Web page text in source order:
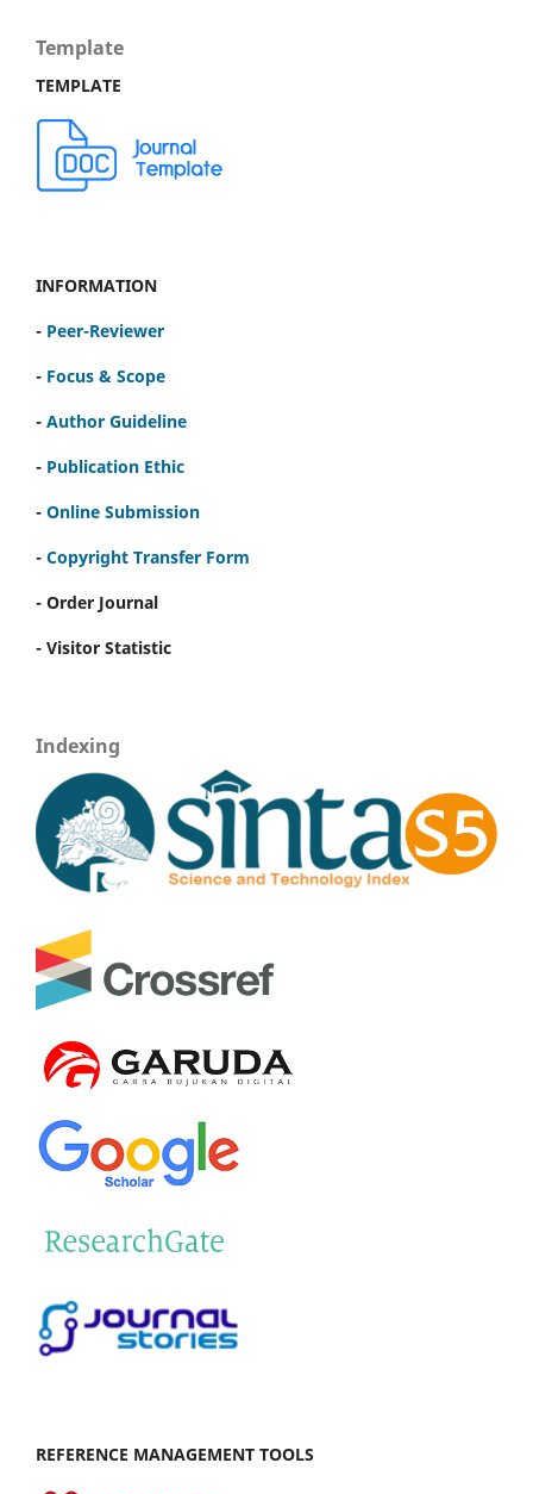
Template
TEMPLATE
INFORMATION
- Peer-Reviewer
- Focus & Scope
- Author Guideline
- Publication Ethic
- Online Submission
- Copyright Transfer Form
- Order Journal
- Visitor Statistic
Indexing
REFERENCE MANAGEMENT TOOLS